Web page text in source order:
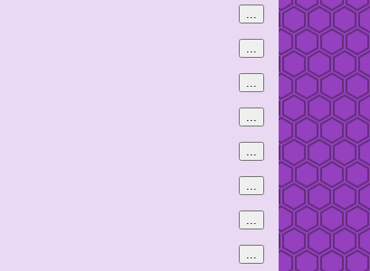
...
...
...
...
...
...
...
...